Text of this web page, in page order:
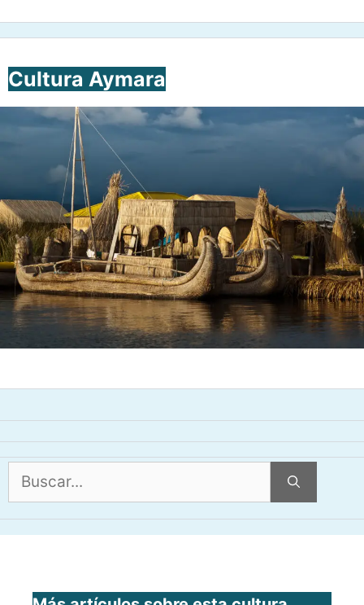
Cultura Aymara